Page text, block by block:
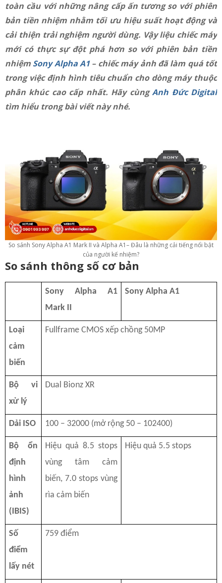
toàn cầu với những nâng cấp ấn tương so với phiên
bản tiền nhiệm nhằm tối ưu hiệu suất hoạt động và
cải thiện trải nghiệm người dùng. Vậy liệu chiếc máy
mới có thực sự đột phá hơn so với phiên bản tiền
nhiệm Sony Alpha A1– chiếc máy ảnh đã làm quá tốt
trong việc định hình tiêu chuẩn cho dòng máy thuộc
phân khúc cao cấp nhất. Hãy cùngAnh Đức Digital
tìm hiểu trong bài viết này nhé.
So sánh Sony Alpha A1 Mark II và Alpha A1– Đâu là những cải tiếng nổi bật
của người kế nhiệm?
So sánh thông số cơ bản
Sony Alpha A1
Mark II
Sony Alpha A1
Loại
cảm
biến
Fullframe CMOS xếp chồng 50MP
Bộ vi
xử lý
Dual Bionz XR
Dải ISO 100 – 32000 (mở rộng 50 – 102400)
Bộ ổn
định
hình
ảnh
(IBIS)
Hiệu quả 8.5 stops
vùng tâm cảm
biến, 7.0 stops vùng
rìa cảm biến
Hiệu quả 5.5 stops
Số
điểm
lấy nét
759 điểm